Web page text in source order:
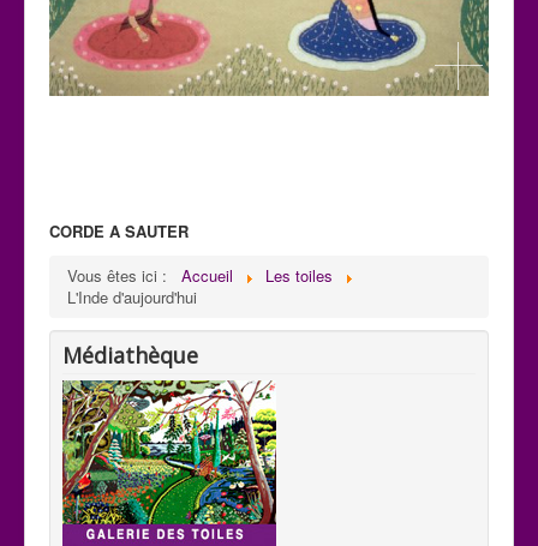
Sites amis
CORDE A SAUTER
Paysage: Création de Mani
H : 0,59m x L : 0,75m
Vous êtes ici : Accueil
Les toiles
L'Inde d'aujourd'hui
Médiathèque